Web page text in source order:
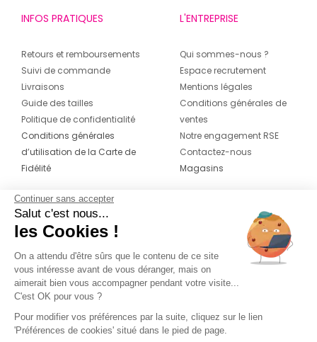
INFOS PRATIQUES
Retours et remboursements
Suivi de commande
Livraisons
Guide des tailles
Politique de confidentialité
Conditions générales
d’utilisation de la Carte de
Fidélité
L'ENTREPRISE
Qui sommes-nous ?
Espace recrutement
Mentions légales
Conditions générales de
ventes
Notre engagement RSE
Contactez-nous
Magasins
CONTACT
04 42 20 78 42
Du lundi au jeudi de 8h30 à 16h30 & le
vendredi de 8h30 à 15h30
Continuer sans accepter
Salut c'est nous...
les Cookies !
On a attendu d'être sûrs que le contenu de ce site
vous intéresse avant de vous déranger, mais on
aimerait bien vous accompagner pendant votre visite...
C'est OK pour vous ?
Pour modifier vos préférences par la suite, cliquez sur le lien
'Préférences de cookies' situé dans le pied de page.